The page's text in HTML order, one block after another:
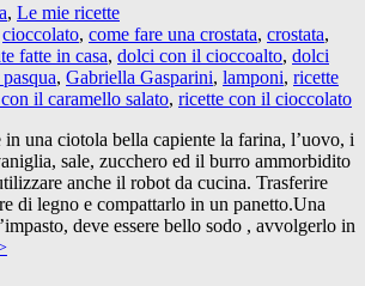
, Le mie ricette
cioccolato, come fare una crostata, crostata,
fatte in casa, dolci con il cioccoalto, dolci
, Gabriella Gasparini, lamponi, ricette
il caramello salato, ricette con il cioccolato
in una ciotola bella capiente la farina, l’uovo, i
sale, zucchero ed il burro ammorbidito
anche il robot da cucina. Trasferire
di legno e compattarlo in un panetto.Una
deve essere bello sodo , avvolgerlo in